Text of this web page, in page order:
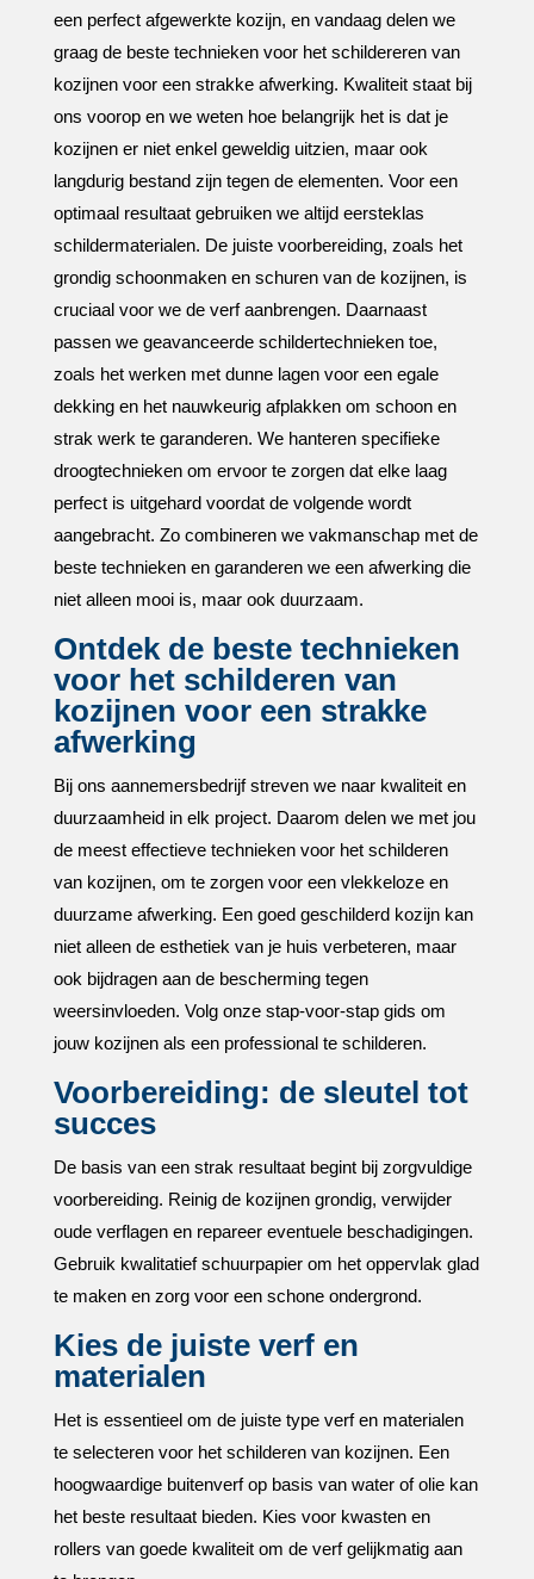
een perfect afgewerkte kozijn, en vandaag delen we
graag de beste technieken voor het schildereren van
kozijnen voor een strakke afwerking.​ Kwaliteit staat bij
ons voorop en we weten hoe belangrijk het is dat je
kozijnen er niet enkel geweldig uitzien, maar ook
langdurig bestand zijn tegen de elementen.​ Voor een
optimaal resultaat gebruiken we altijd eersteklas
schildermaterialen.​ De juiste voorbereiding, zoals het
grondig schoonmaken en schuren van de kozijnen, is
cruciaal voor we de verf aanbrengen.​ Daarnaast
passen we geavanceerde schildertechnieken toe,
zoals het werken met dunne lagen voor een egale
dekking en het nauwkeurig afplakken om schoon en
strak werk te garanderen.​ We hanteren specifieke
droogtechnieken om ervoor te zorgen dat elke laag
perfect is uitgehard voordat de volgende wordt
aangebracht.​ Zo combineren we vakmanschap met de
beste technieken en garanderen we een afwerking die
niet alleen mooi is, maar ook duurzaam.​
Ontdek de beste technieken
voor het schilderen van
kozijnen voor een strakke
afwerking
Bij ons aannemersbedrijf streven we naar kwaliteit en
duurzaamheid in elk project.​ Daarom delen we met jou
de meest effectieve technieken voor het schilderen
van kozijnen, om te zorgen voor een vlekkeloze en
duurzame afwerking.​ Een goed geschilderd kozijn kan
niet alleen de esthetiek van je huis verbeteren, maar
ook bijdragen aan de bescherming tegen
weersinvloeden.​ Volg onze stap-voor-stap gids om
jouw kozijnen als een professional te schilderen.​
Voorbereiding: de sleutel tot
succes
De basis van een strak resultaat begint bij zorgvuldige
voorbereiding.​ Reinig de kozijnen grondig, verwijder
oude verflagen en repareer eventuele beschadigingen.​
Gebruik kwalitatief schuurpapier om het oppervlak glad
te maken en zorg voor een schone ondergrond.​
Kies de juiste verf en
materialen
Het is essentieel om de juiste type verf en materialen
te selecteren voor het schilderen van kozijnen.​ Een
hoogwaardige buitenverf op basis van water of olie kan
het beste resultaat bieden.​ Kies voor kwasten en
rollers van goede kwaliteit om de verf gelijkmatig aan